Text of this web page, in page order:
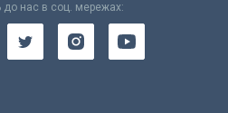
до нас в соц. мережах: